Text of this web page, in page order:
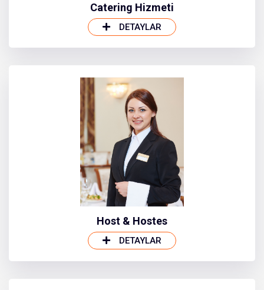
Catering Hizmeti
DETAYLAR
Host & Hostes
DETAYLAR